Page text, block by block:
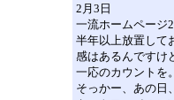
2月3日
一流ホームページ
半年以上放置して
感はあるんですけ
一応のカウントを。
そっかー、あの日